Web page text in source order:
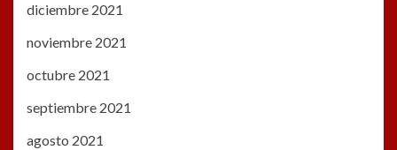
diciembre 2021
noviembre 2021
octubre 2021
septiembre 2021
agosto 2021